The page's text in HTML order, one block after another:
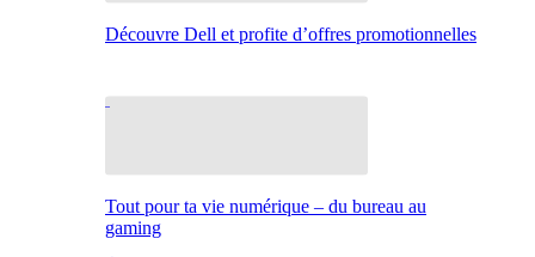
Découvre Dell et profite d’offres promotionnelles
Tout pour ta vie numérique – du bureau au
gaming